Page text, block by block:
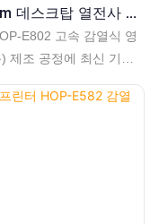
데스크탑 열전사 프
E802 고속 감열식 영
조 공정에 최신 기술
됩니다.